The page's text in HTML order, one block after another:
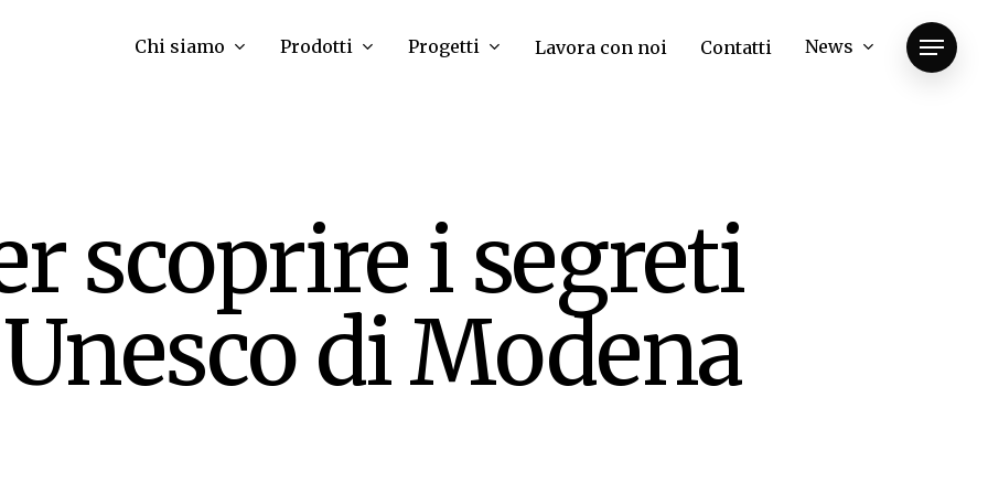
Chi siamo Prodotti Progetti Lavora con noi Contatti News Menu
scoprire i segreti
di Modena